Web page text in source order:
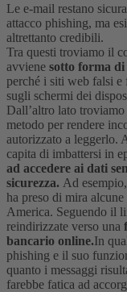
Le e-mail restano
attacco phishing, ma
altrettanto credibili.
Tra questi troviamo il
avviene sotto forma di
perché i siti web falsi
sugli schermi dei
Dall’altro lato
metodo per rendere
autorizzato a leggerlo.
capita di imbattersi in
ad accedere ai dati
sicurezza. Ad
ha preso di mira
America. Seguendo il
reindirizzate verso una
bancario online.In
phishing e il suo
quanto i messaggi
farebbe fatica ad